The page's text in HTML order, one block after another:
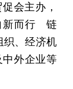
会主办，
新而行 链
织、经济机
外企业等